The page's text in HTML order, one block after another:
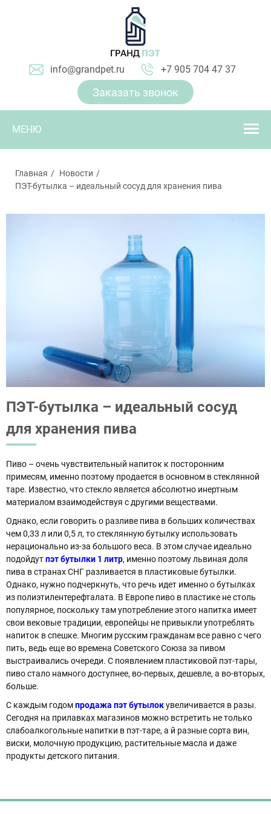
info@grandpet.ru +7 905 704 47 37
Заказать звонок
МЕНЮ
Главная
Новости
ПЭТ-бутылка – идеальный сосуд для хранения пива
ПЭТ-бутылка – идеальный сосуд
для хранения пива
Пиво – очень чувствительный напиток к посторонним
примесям, именно поэтому продается в основном в стеклянной
таре. Известно, что стекло является абсолютно инертным
материалом взаимодействуя с другими веществами.
Однако, если говорить о разливе пива в больших количествах
чем 0,33 л или 0,5 л, то стеклянную бутылку использовать
нерационально из-за большого веса. В этом случае идеально
подойдутпэт бутылки 1 литр, именно поэтому львиная доля
пива в странах СНГ разливается в пластиковые бутылки.
Однако, нужно подчеркнуть, что речь идет именно о бутылках
из полиэтилентерефталата. В Европе пиво в пластике не столь
популярное, поскольку там употребление этого напитка имеет
свои вековые традиции, европейцы не привыкли употреблять
напиток в спешке. Многим русским гражданам все равно с чего
пить, ведь еще во времена Советского Союза за пивом
выстраивались очереди. С появлением пластиковой пэт-тары,
пиво стало намного доступнее, во-первых, дешевле, а во-вторых,
больше.
С каждым годомпродажа пэт бутылокувеличивается в разы.
Сегодня на прилавках магазинов можно встретить не только
слабоалкогольные напитки в пэт-таре, а й разные сорта вин,
виски, молочную продукцию, растительные масла и даже
продукты детского питания.